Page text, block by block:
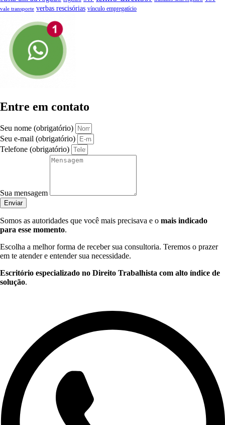
vale transporte verbas rescisórias vínculo empregatício
Entre em contato
Seu nome (obrigatório)
Seu e-mail (obrigatório)
Telefone (obrigatório)
Sua mensagem
Enviar
Somos as autoridades que você mais precisava e o mais indicado
para esse momento.
Escolha a melhor forma de receber sua consultoria. Teremos o prazer
em te atender e entender sua necessidade.
Escritório especializado no Direito Trabalhista com alto índice de
solução.